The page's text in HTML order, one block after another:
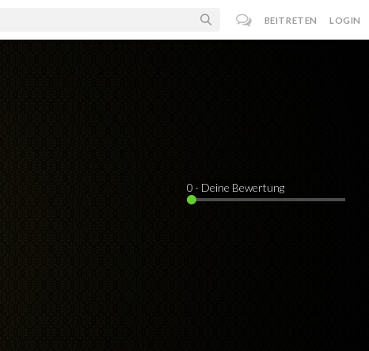
BEITRETEN LOGIN
0 · Deine Bewertung